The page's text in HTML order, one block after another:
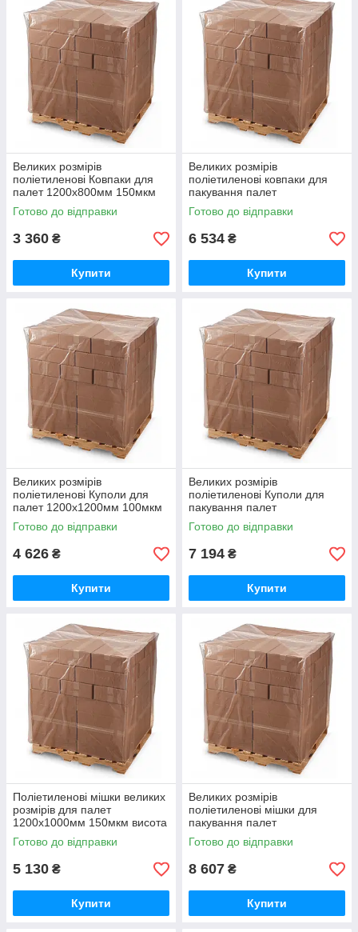
Великих розмірів
поліетиленові Ковпаки для
палет 1200х800мм 150мкм
висота вантажу 70см
(вторинний PE)
Готово до відправки
3 360 ₴
Купити
Великих розмірів
поліетиленові ковпаки для
пакування палет
1200х800мм 150мкм висота
вантажу 210см (вторинний
Готово до відправки
6 534 ₴
Купити
Великих розмірів
поліетиленові Куполи для
палет 1200х1200мм 100мкм
висота вантажу 150см
(вторинний PE)
Готово до відправки
4 626 ₴
Купити
Великих розмірів
поліетиленові Куполи для
пакування палет
1200х1200мм 100мкм висота
вантажу 290см (вторинний
Готово до відправки
7 194 ₴
Купити
Поліетиленові мішки великих
розмірів для палет
1200х1000мм 150мкм висота
вантажу 120см (вторинний
PE)
Готово до відправки
5 130 ₴
Купити
Великих розмірів
поліетиленові мішки для
пакування палет
1200х1000мм 150мкм висота
вантажу 260см (вторинний
Готово до відправки
8 607 ₴
Купити